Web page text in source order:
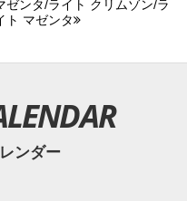
ゼンタ/ライト クリムゾン/ラ
ト マゼンタ
ンダー